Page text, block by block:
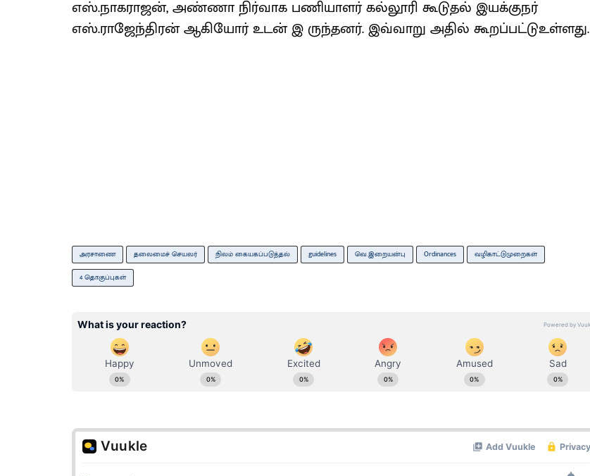
எஸ்.நாகராஜன், அண்ணா நிர்வாக பணியாளர் கல்லூரி கூடுதல் இயக்குநர்
எஸ்.ராஜேந்திரன் ஆகியோர் உடன் இ ருந்தனர். இவ்வாறு அதில் கூறப்பட்டுஉள்ளது.
அரசாணை தலைமைச் செயலர் நிலம் கையகப்படுத்தல் guidelines வெ.இறையன்பு Ordinances வழிகாட்டுமுறைகள்
4 தொகுப்புகள்